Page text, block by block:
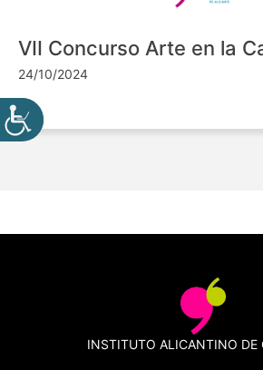
VII Concurso Arte en la
24/10/2024
INSTITUTO ALICANTINO DE